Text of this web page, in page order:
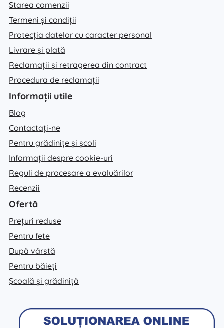
Starea comenzii
Termeni și condiții
Protecția datelor cu caracter personal
Livrare și plată
Reclamații și retragerea din contract
Procedura de reclamații
Informații utile
Blog
Contactați-ne
Pentru grădinițe și școli
Informații despre cookie-uri
Reguli de procesare a evaluărilor
Recenzii
Ofertă
Prețuri reduse
Pentru fete
După vârstă
Pentru băieți
Școală și grădiniță